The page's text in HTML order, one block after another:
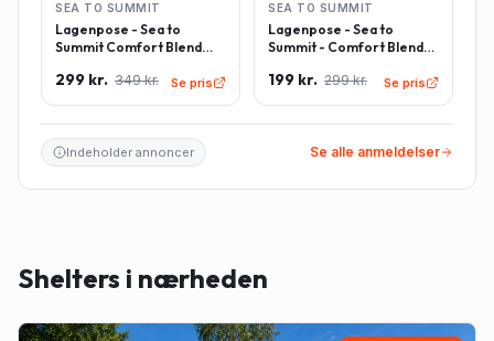
SEA TO SUMMIT
Lagenpose - Sea to
Summit Comfort Blend
pudeindlæg -
299 kr. 349 kr. Se pris
SEA TO SUMMIT
Lagenpose - Sea to
Summit - Comfort Blend
Rektangulær - Lyseblå
199 kr. 299 kr. Se pris
Indeholder annoncer Se alle anmeldelser
Shelters i nærheden